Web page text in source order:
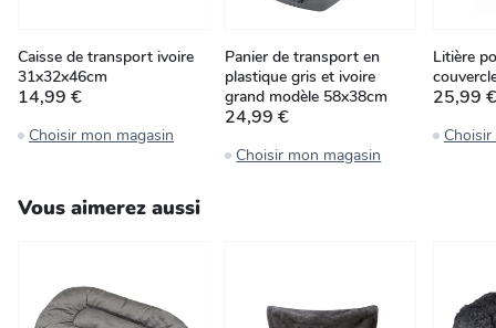
Caisse de transport ivoire
31x32x46cm
14,99 €
Choisir mon magasin
Panier de transport en
plastique gris et ivoire
grand modèle 58x38cm
24,99 €
Choisir mon magasin
Litière
25,99 €
Vous aimerez aussi